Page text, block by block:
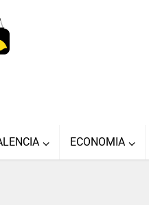
ECONOMIA